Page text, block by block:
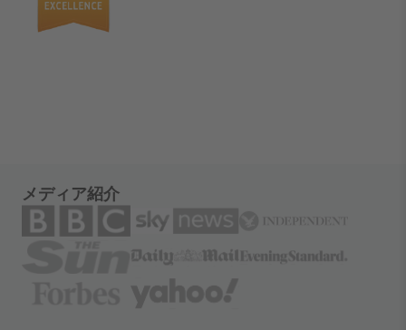
メディア紹介